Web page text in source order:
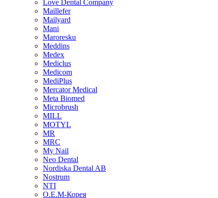
Love Dental Company
Maillefer
Mailyard
Mani
Maroresku
Meddins
Medex
Mediclus
Medicom
MediPlus
Mercator Medical
Meta Biomed
Microbrush
MILL
MOTYL
MR
MRC
My Nail
Neo Dental
Nordiska Dental AB
Nostrum
NTI
O.E.M-Корея